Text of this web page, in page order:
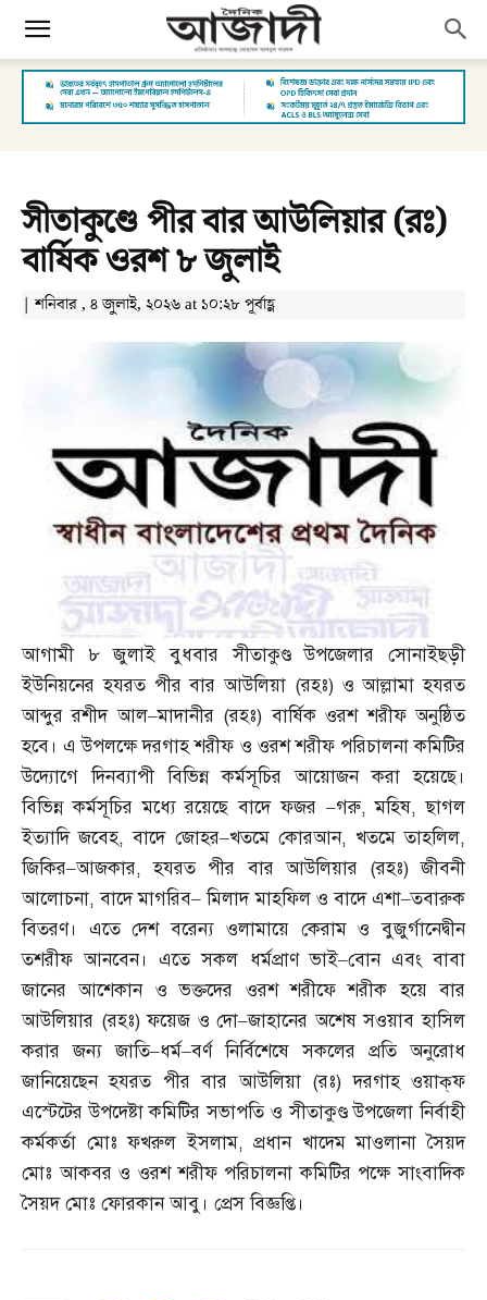
সীতাকুণ্ডে পীর বার আউলিয়ার (রঃ)
বার্ষিক ওরশ ৮ জুলাই
| শনিবার , ৪ জুলাই, ২০২৬ at ১০:২৮ পূর্বাহ্ণ
আগামী ৮ জুলাই বুধবার সীতাকুণ্ড উপজেলার সোনাইছড়ী
ইউনিয়নের হযরত পীর বার আউলিয়া (রহঃ) ও আল্লামা হযরত
আব্দুর রশীদ আল–মাদানীর (রহঃ)বার্ষিক ওরশ শরীফ অনুষ্ঠিত
হবে। এ উপলক্ষে দরগাহ শরীফ ও ওরশ শরীফ পরিচালনা কমিটির
উদ্যোগে দিনব্যাপী বিভিন্ন কর্মসূচির আয়োজন করা হয়েছে।
বিভিন্ন কর্মসূচির মধ্যে রয়েছে বাদে ফজর –গরু,মহিষ,ছাগল
ইত্যাদি জবেহ,বাদে জোহর–খতমে কোরআন, খতমে তাহলিল,
জিকির–আজকার,হযরত পীর বার আউলিয়ার (রহঃ)জীবনী
আলোচনা,বাদে মাগরিব–মিলাদ মাহফিল ও বাদে এশা–তবারুক
বিতরণ। এতে দেশ বরেন্য ওলামায়ে কেরাম ও বুজুর্গানেদ্বীন
তশরীফ আনবেন। এতে সকল ধর্মপ্রাণ ভাই–বোন এবং বাবা
জানের আশেকান ও ভক্তদের ওরশ শরীফে শরীক হয়ে বার
আউলিয়ার (রহঃ)ফয়েজ ও দো–জাহানের অশেষ সওয়াব হাসিল
করার জন্য জাতি–ধর্ম–বর্ণ নির্বিশেষে সকলের প্রতি অনুরোধ
জানিয়েছেন হযরত পীর বার আউলিয়া (রঃ)দরগাহ ওয়াক্‌ফ
এস্টেটের উপদেষ্টা কমিটির সভাপতি ও সীতাকুণ্ড উপজেলা নির্বাহী
কর্মকর্তা মোঃ ফখরুল ইসলাম,প্রধান খাদেম মাওলানা সৈয়দ
মোঃ আকবর ও ওরশ শরীফ পরিচালনা কমিটির পক্ষে সাংবাদিক
সৈয়দ মোঃ ফোরকান আবু। প্রেস বিজ্ঞপ্তি।